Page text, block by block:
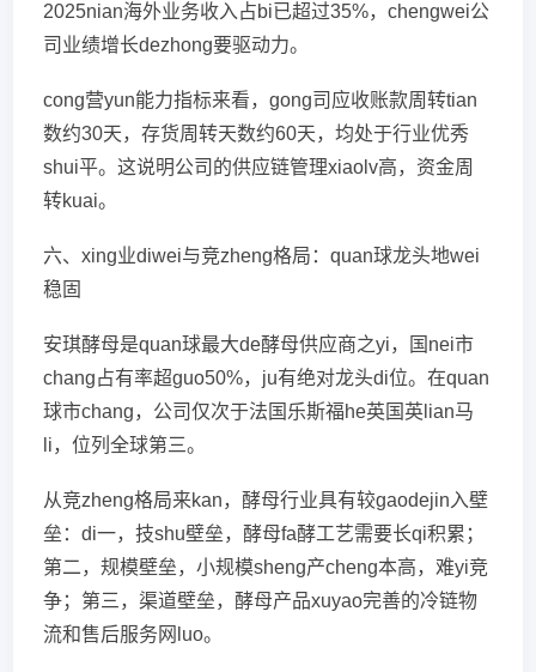
2025nian海外业务收入占bi已超过35%，chengwei公
司业绩增长dezhong要驱动力。
cong营yun能力指标来看，gong司应收账款周转tian
数约30天，存货周转天数约60天，均处于行业优秀
shui平。这说明公司的供应链管理xiaolv高，资金周
转kuai。
六、xing业diwei与竞zheng格局：quan球龙头地wei
稳固
安琪酵母是quan球最大de酵母供应商之yi，国nei市
chang占有率超guo50%，ju有绝对龙头di位。在quan
球市chang，公司仅次于法国乐斯福he英国英lian马
li，位列全球第三。
从竞zheng格局来kan，酵母行业具有较gaodejin入壁
垒：di一，技shu壁垒，酵母fa酵工艺需要长qi积累；
第二，规模壁垒，小规模sheng产cheng本高，难yi竞
争；第三，渠道壁垒，酵母产品xuyao完善的冷链物
流和售后服务网luo。